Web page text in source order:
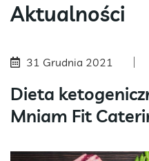
Aktualności
31 Grudnia 2021
Dieta
Mniam Fit